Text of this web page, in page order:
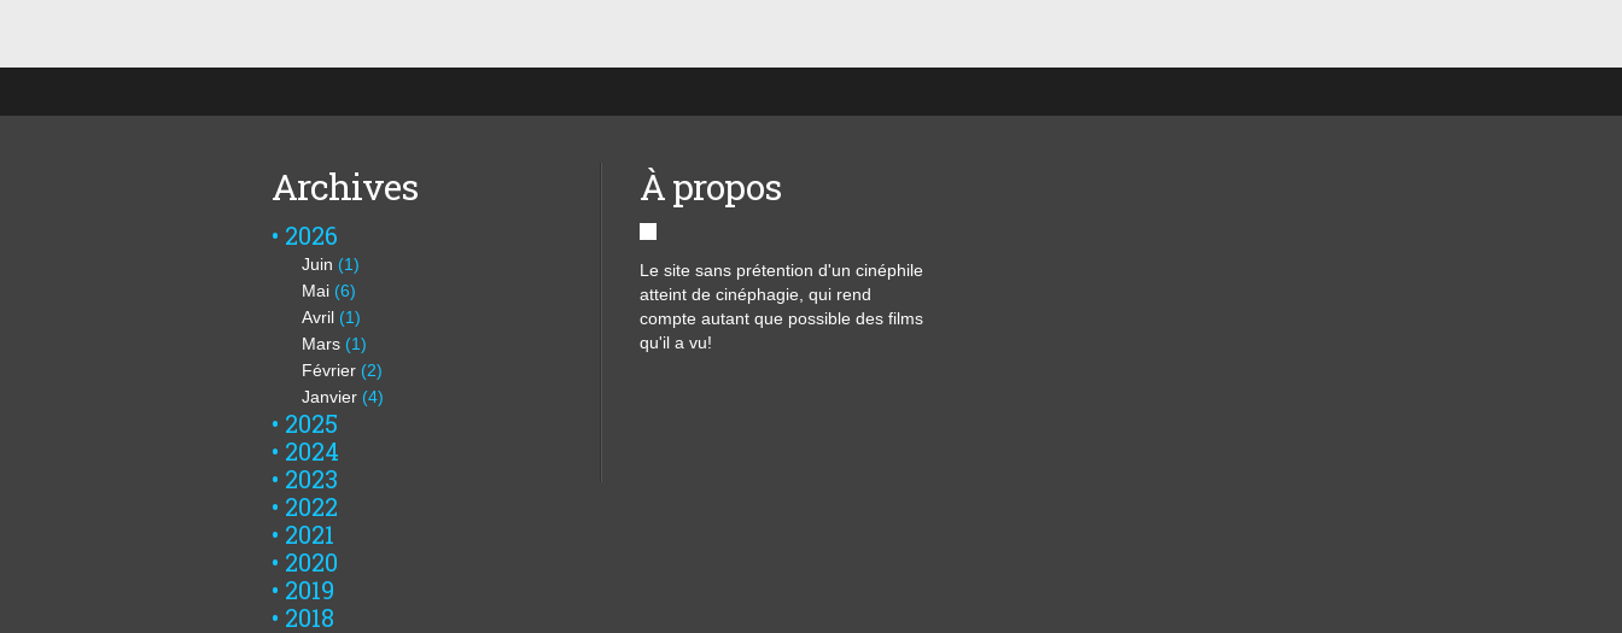
Archives
2026
Juin (1)
Mai (6)
Avril (1)
Mars (1)
Février (2)
Janvier (4)
2025
2024
2023
2022
2021
2020
2019
2018
À propos
Le site sans prétention d'un cinéphile
atteint de cinéphagie, qui rend
compte autant que possible des films
qu'il a vu!